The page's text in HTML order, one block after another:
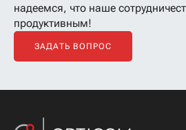
надеемся, что наше
продуктивным!
ЗАДАТЬ ВОПРОС